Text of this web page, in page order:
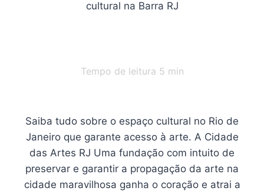
cultural na Barra RJ
Tempo de leitura 5 min
Saiba tudo sobre o espaço cultural no Rio de
Janeiro que garante acesso à arte. A Cidade
das Artes RJ Uma fundação com intuito de
preservar e garantir a propagação da arte na
cidade maravilhosa ganha o coração e atrai a